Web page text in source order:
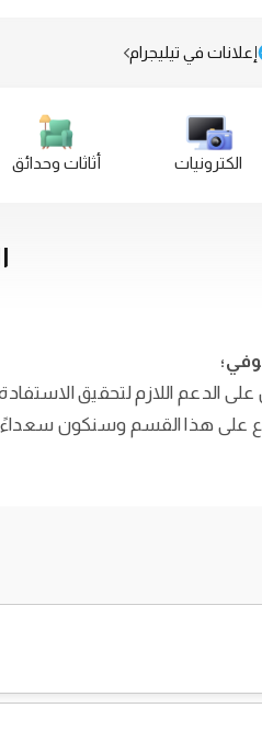
إعلانات في تيليجرام
الكترونيات أثاثات وحدائق
الدعم اللازم لتحقيق
على هذا القسم وسنكون